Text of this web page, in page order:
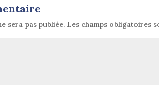
sera pas publiée. Les champs obligatoires